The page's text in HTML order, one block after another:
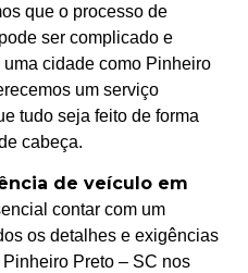
que o processo de
ser complicado e
cidade como Pinheiro
um serviço
tudo seja feito de forma
cabeça.
de veículo em
contar com um
os detalhes e exigências
Preto – SC nos